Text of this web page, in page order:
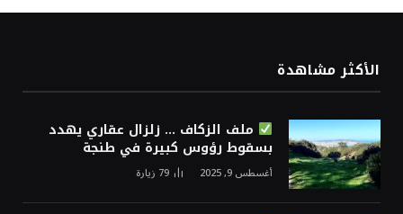
الأكثر مشاهدة
ملف الزكاف … زلزال عقاري يهدد
بسقوط رؤوس كبيرة في طنجة
أغسطس 9, 2025 79 زيارة